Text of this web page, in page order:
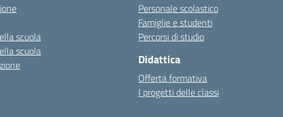
scuola
scuola
Personale scolastico
Famiglie e studenti
Percorsi di studio
Didattica
Offerta formativa
I progetti delle classi